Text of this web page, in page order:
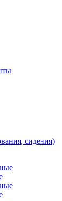
сидения)